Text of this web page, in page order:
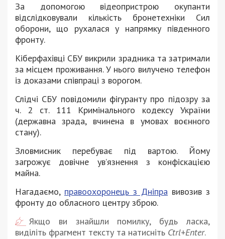
За допомогою відеопристрою окупанти
відслідковували кількість бронетехніки Сил
оборони, що рухалася у напрямку південного
фронту.
Кіберфахівці СБУ викрили зрадника та затримали
за місцем проживання. У нього вилучено телефон
із доказами співпраці з ворогом.
Слідчі СБУ повідомили фігуранту про підозру за
ч. 2 ст. 111 Кримінального кодексу України
(державна зрада, вчинена в умовах воєнного
стану).
Зловмисник перебуває під вартою. Йому
загрожує довічне ув’язнення з конфіскацією
майна.
Нагадаємо, правоохоронець з Дніпра вивозив з
фронту до обласного центру зброю.
Якщо ви знайшли помилку, будь ласка,
виділіть фрагмент тексту та натисніть Ctrl+Enter.